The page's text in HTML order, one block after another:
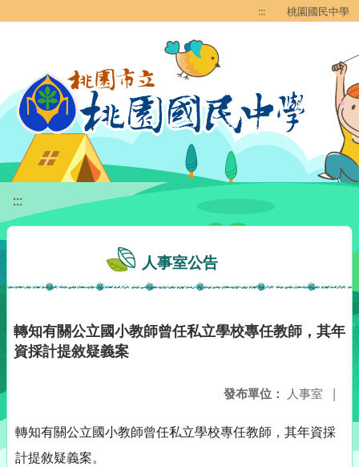
::: 桃園國民中學
:::
人事室公告
轉知有關公立國小教師曾任私立學校專任教師，其年
資採計提敘疑義案
發布單位： 人事室 |
轉知有關公立國小教師曾任私立學校專任教師，其年資採
計提敘疑義案。